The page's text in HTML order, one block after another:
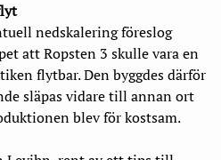
nedskalering föreslog
att Ropsten 3 skulle vara en
flytbar. Den byggdes därför
släpas vidare till annan ort
blev för kostsam.